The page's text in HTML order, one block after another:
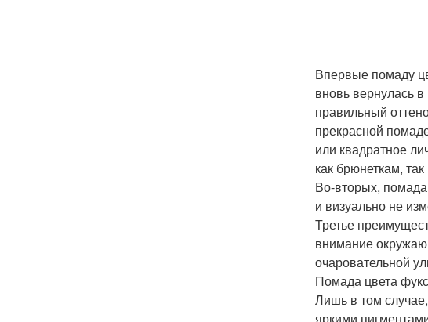
Впервые помаду
вновь вернулась
правильный
прекрасной
или квадратное
как брюнеткам,
Во-вторых,
и визуально не
Третье
внимание
очаровательной
Помада цвета
Лишь в том